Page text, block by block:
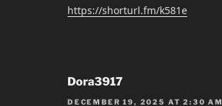
https://shorturl.fm/k581e
Dora3917
DECEMBER 19, 2025 AT 2:30 AM